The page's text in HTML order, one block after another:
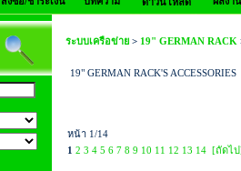
ระบบเครือข่าย > 19" GERMAN RACK
19" GERMAN RACK'S ACCESSORIES
หน้า 1/14
1 2 3 4 5 6 7 8 9 10 11 12 13 14 [ถัดไ